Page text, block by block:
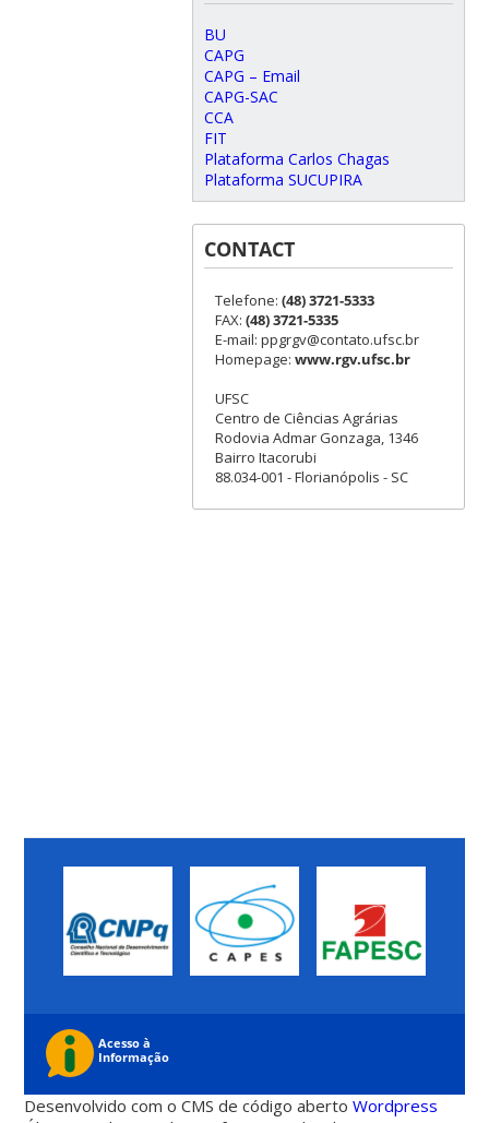
BU
CAPG
CAPG – Email
CAPG-SAC
CCA
FIT
Plataforma Carlos Chagas
Plataforma SUCUPIRA
CONTACT
Telefone: (48) 3721-5333
FAX: (48) 3721-5335
E-mail: ppgrgv@contato.ufsc.br
Homepage: www.rgv.ufsc.br
UFSC
Centro de Ciências Agrárias
Rodovia Admar Gonzaga, 1346
Bairro Itacorubi
88.034-001 - Florianópolis - SC
Desenvolvido com o CMS de código abertoWordpress